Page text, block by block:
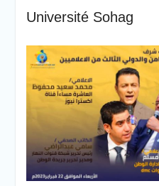
Université Sohag